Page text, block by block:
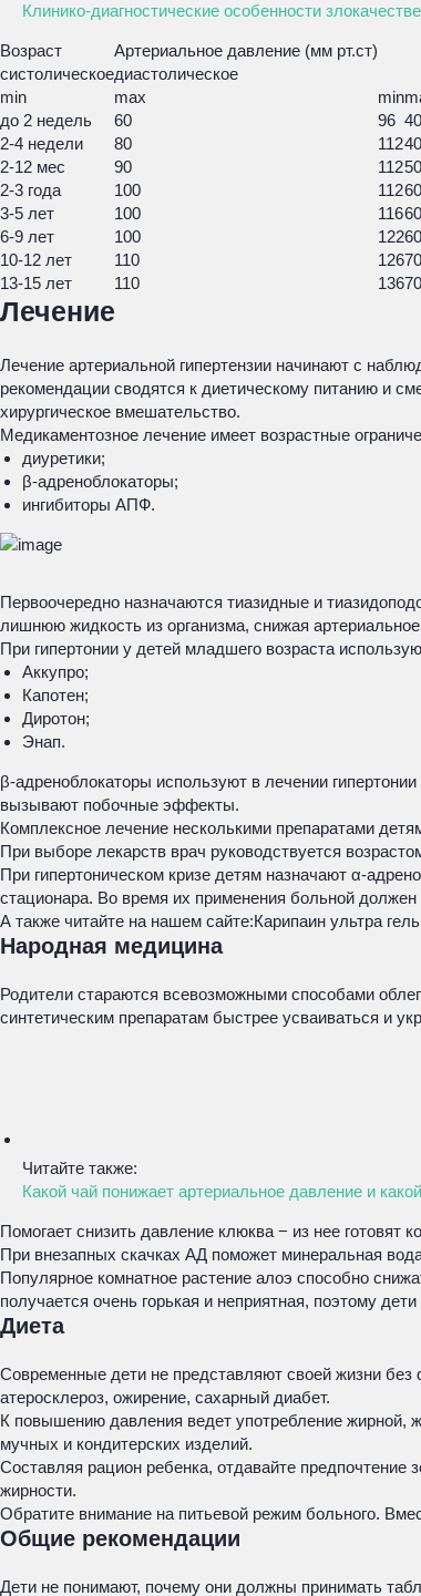
Клинико-диагностические особенности
Возраст
Артериальное давление (мм рт.ст)
систолическоедиастолическое
min
max min
до 2 недель
60 96 40
2-4 недели
80 11240
2-12 мес
90 11250
2-3 года
100 11260
3-5 лет
100 11660
6-9 лет
100 12260
10-12 лет
110 12670
13-15 лет
110 13670
Лечение
Лечение артериальной гипертензии начинают с
рекомендации сводятся к диетическому питанию и
хирургическое вмешательство.
Медикаментозное лечение имеет возрастные
диуретики;
β-адреноблокаторы;
ингибиторы АПФ.
Первоочередно назначаются тиазидные и
лишнюю жидкость из организма, снижая
При гипертонии у детей младшего возраста
Аккупро;
Капотен;
Диротон;
Энап.
β-адреноблокаторы используют в лечении
вызывают побочные эффекты.
Комплексное лечение несколькими препаратами
При выборе лекарств врач руководствуется
При гипертоническом кризе детям назначают α-
стационара. Во время их применения больной
А также читайте на нашем сайте:Карипаин ультра
Народная медицина
Родители стараются всевозможными способами
синтетическим препаратам быстрее усваиваться и
Читайте также:
Какой чай понижает артериальное давление и
Помогает снизить давление клюква − из нее
При внезапных скачках АД поможет минеральная
Популярное комнатное растение алоэ способно
получается очень горькая и неприятная, поэтому
Диета
Современные дети не представляют своей жизни
атеросклероз, ожирение, сахарный диабет.
К повышению давления ведет употребление жирной,
мучных и кондитерских изделий.
Составляя рацион ребенка, отдавайте
жирности.
Обратите внимание на питьевой режим больного.
Общие рекомендации
Дети не понимают, почему они должны принимать